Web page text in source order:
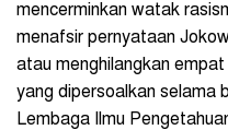
mencerminkan watak
menafsir pernyataan
atau menghilangkan
yang dipersoalkan selama
Lembaga Ilmu